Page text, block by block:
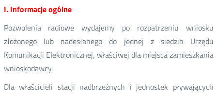
I. Informacje ogólne
Pozwolenia radiowe wydajemy po rozpatrzeniu wniosku
złożonego lub nadesłanego do jednej z siedzib Urzędu
Komunikacji Elektronicznej, właściwej dla miejsca zamieszkania
wnioskodawcy.
Dla właścicieli stacji nadbrzeżnych i jednostek pływających